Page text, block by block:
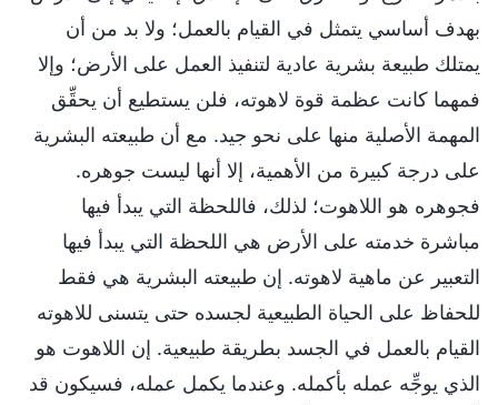
بهدف أساسي يتمثل في القيام بالعمل؛ ولا بد من أن
يمتلك طبيعة بشرية عادية لتنفيذ العمل على الأرض؛ وإلا
فمهما كانت عظمة قوة لاهوته، فلن يستطيع أن يحقِّق
المهمة الأصلية منها على نحو جيد. مع أن طبيعته البشرية
على درجة كبيرة من الأهمية، إلا أنها ليست جوهره.
فجوهره هو اللاهوت؛ لذلك، فاللحظة التي يبدأ فيها
مباشرة خدمته على الأرض هي اللحظة التي يبدأ فيها
التعبير عن ماهية لاهوته. إن طبيعته البشرية هي فقط
للحفاظ على الحياة الطبيعية لجسده حتى يتسنى للاهوته
القيام بالعمل في الجسد بطريقة طبيعية. إن اللاهوت هو
الذي يوجِّه عمله بأكمله. وعندما يكمل عمله، فسيكون قد